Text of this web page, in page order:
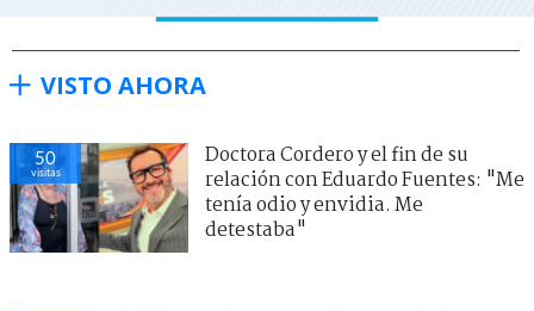
VISTO AHORA
50
visitas
Doctora Cordero y el fin de su
relación con Eduardo Fuentes: "Me
tenía odio y envidia. Me
detestaba"